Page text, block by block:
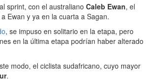
sprint, con el australiano Caleb Ewan, el
Ewan y ya en la cuarta a Sagan.
, se impuso en solitario en la etapa, pero
en la última etapa podrían haber alterado
modo, el ciclista sudafricano, cuyo mayor
.